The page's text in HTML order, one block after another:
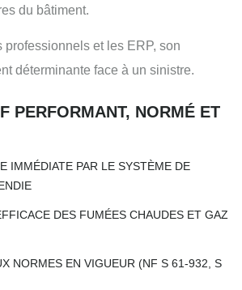
du bâtiment.
professionnels et les ERP, son
déterminante face à un sinistre.
PERFORMANT, NORMÉ ET
IMMÉDIATE PAR LE SYSTÈME DE
DES FUMÉES CHAUDES ET GAZ
NORMES EN VIGUEUR (NF S 61-932, S